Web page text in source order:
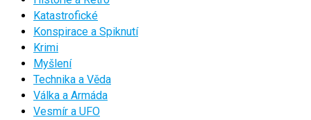
Katastrofické
Konspirace a Spiknutí
Krimi
Myšlení
Technika a Věda
Válka a Armáda
Vesmír a UFO